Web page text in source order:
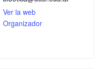
Ver la web
Organizador